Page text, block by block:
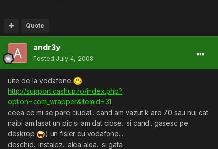
Quote
andr3y
Posted July 4, 2008
uite de la vodafone
http://support.cashup.ro/index.php?
option=com_wrapper&Itemid=31
ceea ce mi se pare ciudat.. cand am vazut k are 70 sau nuj cat
naibi am lasat un pic si am dat close.. si cand.. gasesc pe
desktop
) un fisier cu vodafone...
deschid.. instalez.. alea alea.. si gata